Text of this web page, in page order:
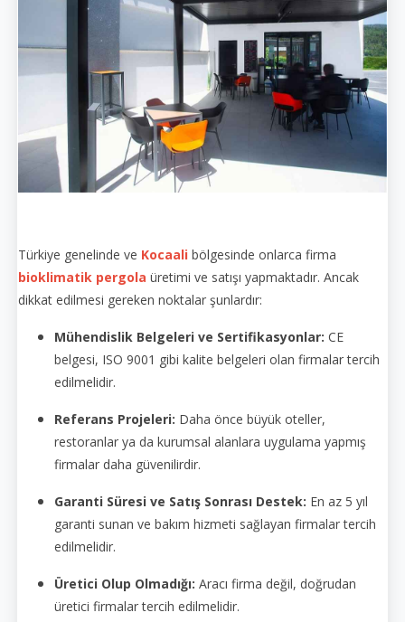
Türkiye genelinde ve Kocaali bölgesinde onlarca firma
bioklimatik pergola üretimi ve satışı yapmaktadır. Ancak
dikkat edilmesi gereken noktalar şunlardır:
Mühendislik Belgeleri ve Sertifikasyonlar: CE
belgesi, ISO 9001 gibi kalite belgeleri olan firmalar tercih
edilmelidir.
Referans Projeleri: Daha önce büyük oteller,
restoranlar ya da kurumsal alanlara uygulama yapmış
firmalar daha güvenilirdir.
Garanti Süresi ve Satış Sonrası Destek: En az 5 yıl
garanti sunan ve bakım hizmeti sağlayan firmalar tercih
edilmelidir.
Üretici Olup Olmadığı: Aracı firma değil, doğrudan
üretici firmalar tercih edilmelidir.